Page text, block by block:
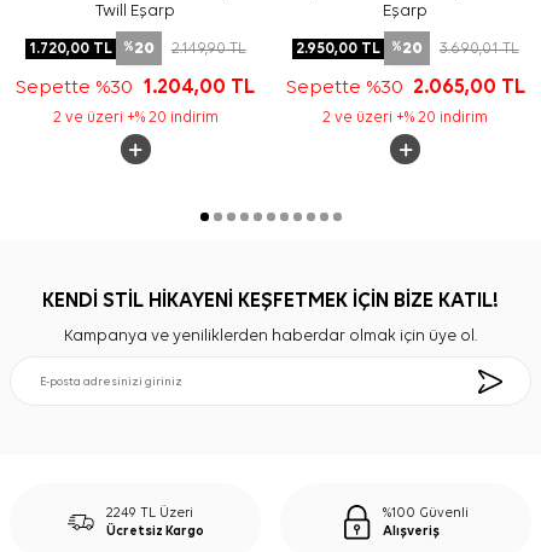
Twill Eşarp
1.720,00TL %20 2.149,90TL
Sepette %30 1.204,00 TL
2 ve üzeri +% 20 indirim
Eşarp
2.950,00TL %20 3.690,01TL
Sepette %30 2.065,00 TL
2 ve üzeri +% 20 indirim
KENDİ STİL HİKAYENİ KEŞFETMEK İÇİN BİZE KATIL!
Kampanya ve yeniliklerden haberdar olmak için üye ol.
2249 TL Üzeri
Ücretsiz Kargo
%100 Güvenli
Alışveriş